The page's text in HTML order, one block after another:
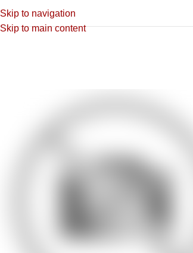
Skip to navigation
Skip to main content